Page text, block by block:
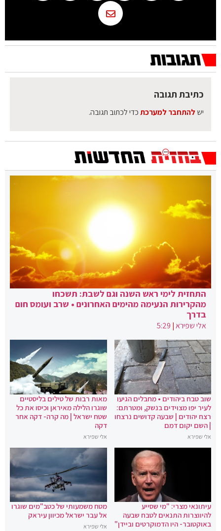
כתיבת תגובה
יש להתחבר למערכתכדי לכתוב תגובה.
התחזית לימי ראש השנה וגם לשבת: תשכחו
מהקרירות הנעימה מהימים האחרונים • שרב ועומס חום
בדרך
אלי שפירא|
5:29
שוב טבח ביהודים • מחבלים הגיעו
לעיר יפו מצוידים בנשק, ומטרתם:
רצח יהודים | שבעה קדושים נרצחו
| השם יקום דמם
אלי שפירא
מאות רבות של טילים בליסטיים
שוגרו הלילה מאיראן וכיסו את כל
שטח ישראל | מה קרה- דקה אחר
דקה
אלי שפירא
עיתונאי מצרי: "מי שסייע
להיווצרות התנאים לטבח שבעה
באוקטובר- היו הדמוקרטים וביידן"
מטח משמעותי של כטב"מים שוגרו
אל עבר ישראל מכיוון עיראק
אלי שפירא